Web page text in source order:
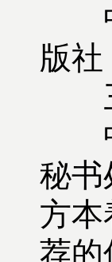
中
版社
三
中
秘书
方本
荐的